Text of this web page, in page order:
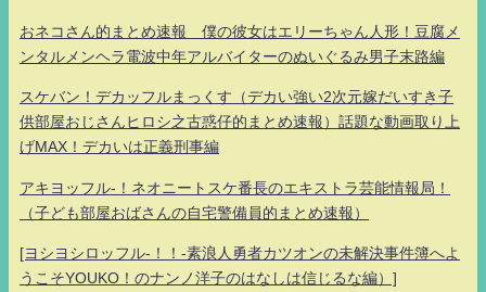
おネコさん的まとめ速報 僕の彼女はエリーちゃん人形！豆腐メ
ンタルメンヘラ電波中年アルバイターのぬいぐるみ男子末路編
スケバン！デカッフルまっくす（デカい強い2次元嫁だいすき子
供部屋おじさんヒロシ之古惑仔的まとめ速報）話題な動画取り上
げMAX！デカいは正義刑事編
アキヨッフル-！ネオニートスケ番長のエキストラ芸能情報局！
（子ども部屋おばさんの自宅警備員的まとめ速報）
[ヨシヨシロッフル-！！-素浪人勇者カツオンの未解決事件簿へよ
うこそYOUKO！のナンノ洋子のはなしは信じるな編）]